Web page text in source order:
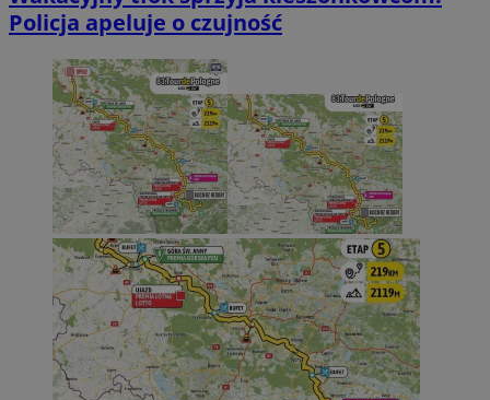
Policja apeluje o czujność